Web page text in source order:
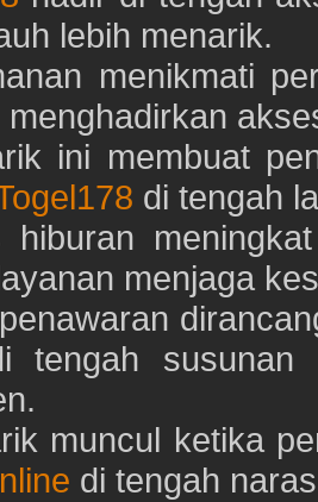
lebih menarik.
menikmati
menghadirkan
ini membuat
di tengah
hiburan
menjaga
tengah susunan
muncul ketika
di tengah